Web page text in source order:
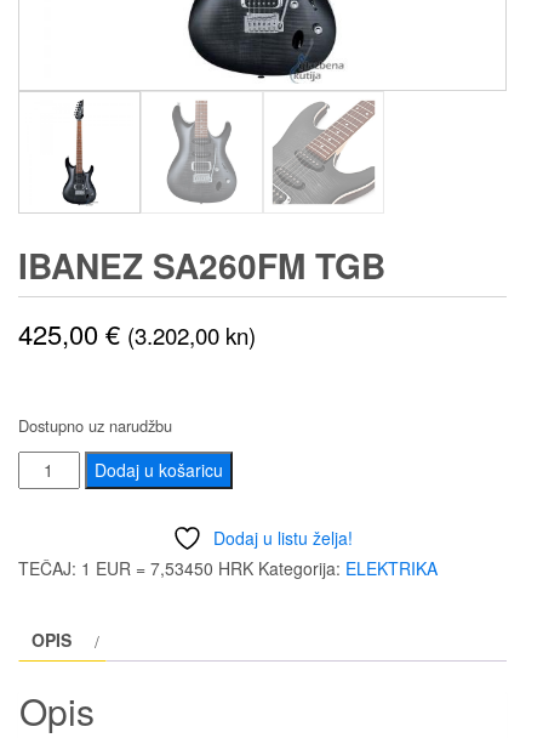
IBANEZ SA260FM TGB
425,00€ (3.202,00 kn)
Dostupno uz narudžbu
IBANEZ
SA260FM
količina
Dodaj u košaricu
Dodaj u listu želja!
TEČAJ: 1 EUR = 7,53450 HRK Kategorija: ELEKTRIKA
OPIS
Opis